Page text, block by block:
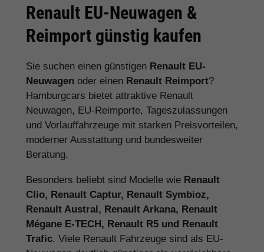
Renault EU-Neuwagen &
Reimport günstig kaufen
Sie suchen einen günstigen Renault EU-
Neuwagen oder einen Renault Reimport?
Hamburgcars bietet attraktive Renault
Neuwagen, EU-Reimporte, Tageszulassungen
und Vorlauffahrzeuge mit starken Preisvorteilen,
moderner Ausstattung und bundesweiter
Beratung.
Besonders beliebt sind Modelle wie Renault
Clio, Renault Captur, Renault Symbioz,
Renault Austral, Renault Arkana, Renault
Mégane E-TECH, Renault R5 und Renault
Trafic. Viele Renault Fahrzeuge sind als EU-